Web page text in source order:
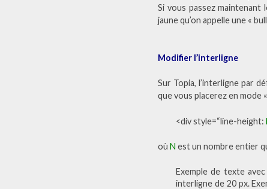
Si vous passez
jaune qu’on appelle une «
Modifier l’interligne
Sur Topia, l’interligne par
que vous placerez en mode
<div style=“line-height:
oùN est un nombre entier
Exemple de texte
interligne de 20 px.